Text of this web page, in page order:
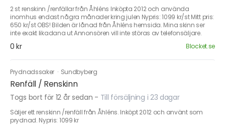
2 st renskinn /renfällar från Åhléns Inköpta 2012 och använda
inomhus endast några månader kring julen Nypris: 1099 kr/st Mitt pris:
650 kr/st OBS! Bilden är lånad från Åhléns hemsida. Mina skinn ser
inte exakt likadana ut Annonsören vill inte störas av telefonsäljare.
0 kr Blocket.se
Prydnadssaker · Sundbyberg
Renfäll / Renskinn
Togs bort för 12 år sedan - Till försäljning i 23 dagar
Säljer ett renskinn /renfäll från Åhléns. Inköpt 2012 och använt som
prydnad. Nypris: 1099 kr